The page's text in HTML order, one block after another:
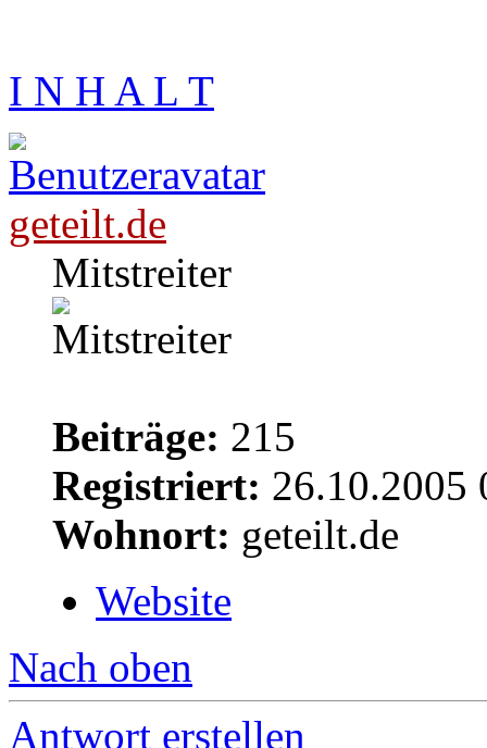
I N H A L T
geteilt.de
Mitstreiter
Beiträge: 215
Registriert: 26.10.2005
Wohnort: geteilt.de
Website
Nach oben
Antwort erstellen